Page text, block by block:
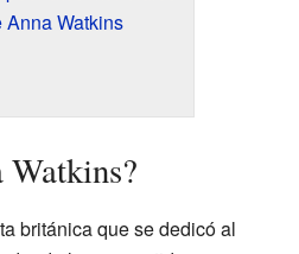
Anna Watkins
Watkins?
británica que se dedicó al